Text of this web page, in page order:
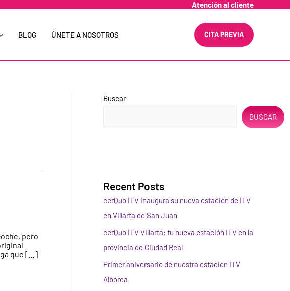
Atención al cliente
BLOG ÚNETE A NOSOTROS CITA PREVIA
pero
que […]
Buscar
BUSCAR
Recent Posts
cerQuo ITV inaugura su nueva estación de ITV
en Villarta de San Juan
cerQuo ITV Villarta: tu nueva estación ITV en la
provincia de Ciudad Real
Primer aniversario de nuestra estación ITV
Alborea